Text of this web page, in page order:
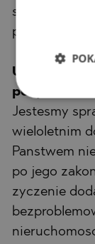
procedury
Uslugi
Jestesmy
wieloletnim
Panstwem
po jego
zyczenie